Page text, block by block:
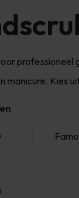
professioneel
manicure. Kies